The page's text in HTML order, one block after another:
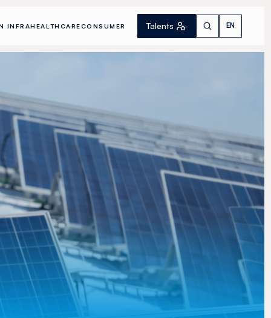
INFRAHEALTHCARECONSUMER Talents EN